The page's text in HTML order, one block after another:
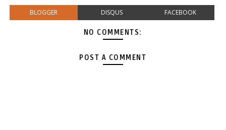
BLOGGER DISQUS FACEBOOK
NO COMMENTS:
POST A COMMENT